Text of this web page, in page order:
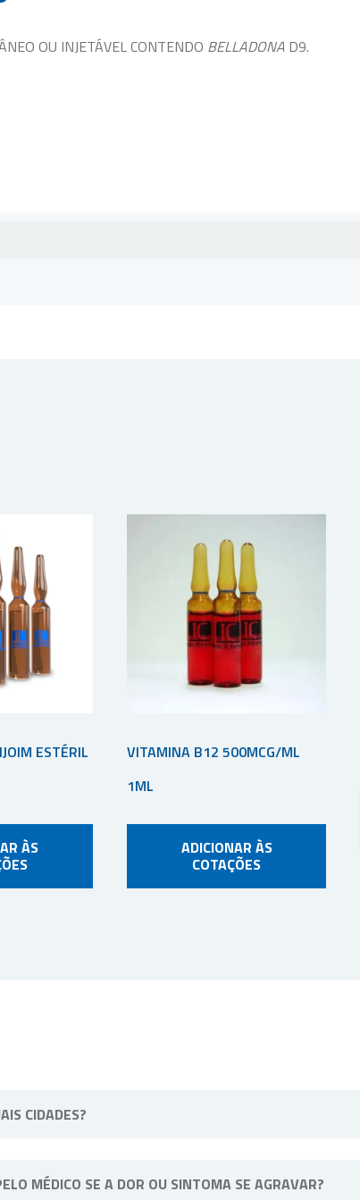
OU INJETÁVEL CONTENDO BELLADONA D9.
ESTÉRIL
ÀS
VITAMINA B12 500MCG/ML
1ML
ADICIONAR ÀS
COTAÇÕES
CIDADES?
MÉDICO SE A DOR OU SINTOMA SE AGRAVAR?